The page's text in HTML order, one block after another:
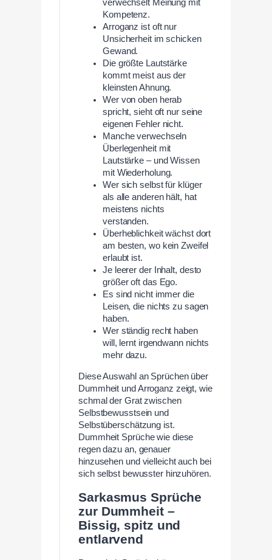
verwechselt Meinung mit
Kompetenz.
Arroganz ist oft nur
Unsicherheit im schicken
Gewand.
Die größte Lautstärke
kommt meist aus der
kleinsten Ahnung.
Wer von oben herab
spricht, sieht oft nur seine
eigenen Fehler nicht.
Manche verwechseln
Überlegenheit mit
Lautstärke – und Wissen
mit Wiederholung.
Wer sich selbst für klüger
als alle anderen hält, hat
meistens nichts
verstanden.
Überheblichkeit wächst dort
am besten, wo kein Zweifel
erlaubt ist.
Je leerer der Inhalt, desto
größer oft das Ego.
Es sind nicht immer die
Leisen, die nichts zu sagen
haben.
Wer ständig recht haben
will, lernt irgendwann nichts
mehr dazu.
Diese Auswahl an Sprüchen über
Dummheit und Arroganz zeigt, wie
schmal der Grat zwischen
Selbstbewusstsein und
Selbstüberschätzung ist.
Dummheit Sprüche wie diese
regen dazu an, genauer
hinzusehen und vielleicht auch bei
sich selbst bewusster hinzuhören.
Sarkasmus Sprüche
zur Dummheit –
Bissig, spitz und
entlarvend